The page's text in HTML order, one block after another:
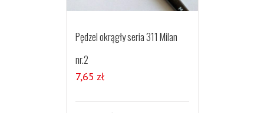
Pędzel okrągły seria 311 Milan
nr.2
7,65 zł